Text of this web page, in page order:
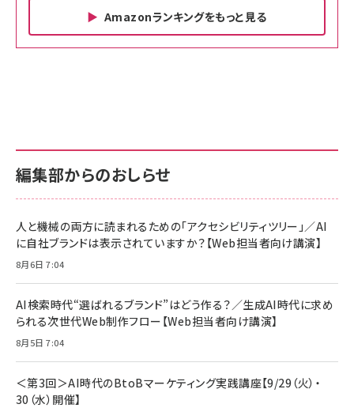
Amazonランキングをもっと見る
￥880
anan(アンアン)2026/06/24号 No.2500増刊
スペシャルエディション[王道エンタメの矜持／
￥1,100
年後半、あなたの恋と運命／山田涼介]
￥880
サポート正規品 メーカー保証5年 KLMEA128G
NIMASO ガラスフィルム iPhone 17 用 保護フィ
すい ガイド枠付き いPhone17 (6.3インチ) 対応
2枚セット DSP25F1698
￥1,599
【New】Amazon Fire TV Stick HD | 手軽にスト
レイヤー
￥6,980
Anker Soundcore P31i (Bluetooth 6.1) 【完
全ワイヤレスイヤホン/アクティブノイズキャンセリ
ング/マルチポイント接続 / 最大50時間再生 / PSE
サポート正規品 メーカー保証5年 KLMEA128G
Amazon eギフトカード - Amazonロゴ - クラ
￥5,000
ケーブル Anker絡まないケーブル 240W 結束バン
17 / 16 / 15 / Galaxy iPad Pro MacBook
Pro/Air 各種対応 (1.8m ミッドナイトブラック)
￥1,890
編集部からのおしらせ
人と機械の両方に読まれるための「アクセシビリティツリー」／AI
に自社ブランドは表示されていますか？【Web担当者向け講演】
8月6日 7:04
AI検索時代“選ばれるブランド”はどう作る？／生成AI時代に求め
られる次世代Web制作フロー【Web担当者向け講演】
8月5日 7:04
＜第3回＞AI時代のBtoBマーケティング実践講座【9/29（火）・
30（水）開催】